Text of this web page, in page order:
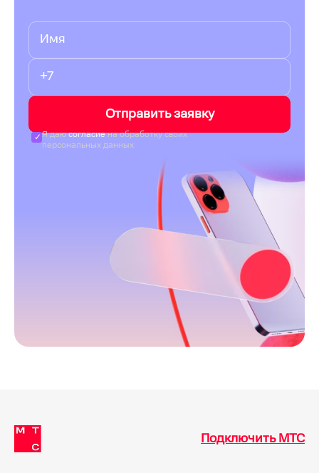
Отправить заявку
Я даюсогласиена обработку своих
персональных данных
Подключить МТС